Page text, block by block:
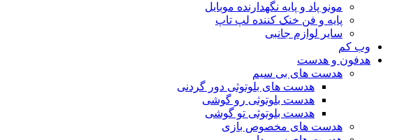
مونو پاد و پایه نگهدارنده موبایل
پایه و فن خنک کننده لپ تاپ
سایر لوازم جانبی
وب کم
هدفون و هدست
هدست های بی سیم
هدست های بلوتوثی دور گردنی
هدست بلوتوثی رو گوشی
هدست بلوتوثی تو گوشی
هدست های مخصوص بازی